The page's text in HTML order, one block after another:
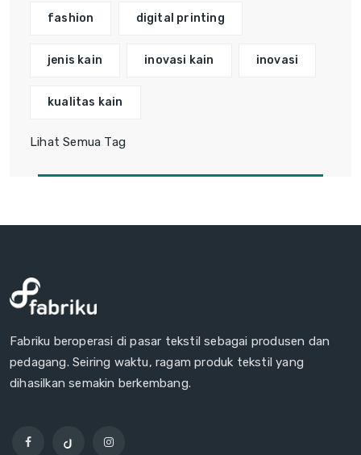
fashion digital printing
jenis kain inovasi kain inovasi
kualitas kain
Lihat Semua Tag
Fabriku beroperasi di pasar tekstil sebagai produsen dan
pedagang. Seiring waktu, ragam produk tekstil yang
dihasilkan semakin berkembang.